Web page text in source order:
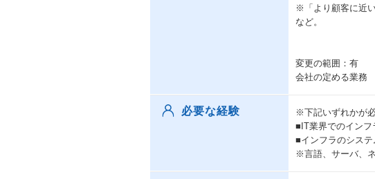
※「より顧客に近
など。
変更の範囲：有
会社の定める業務
必要な経験
※下記いずれかが
■IT業界でのインフ
■インフラのシス
※言語、サーバ、